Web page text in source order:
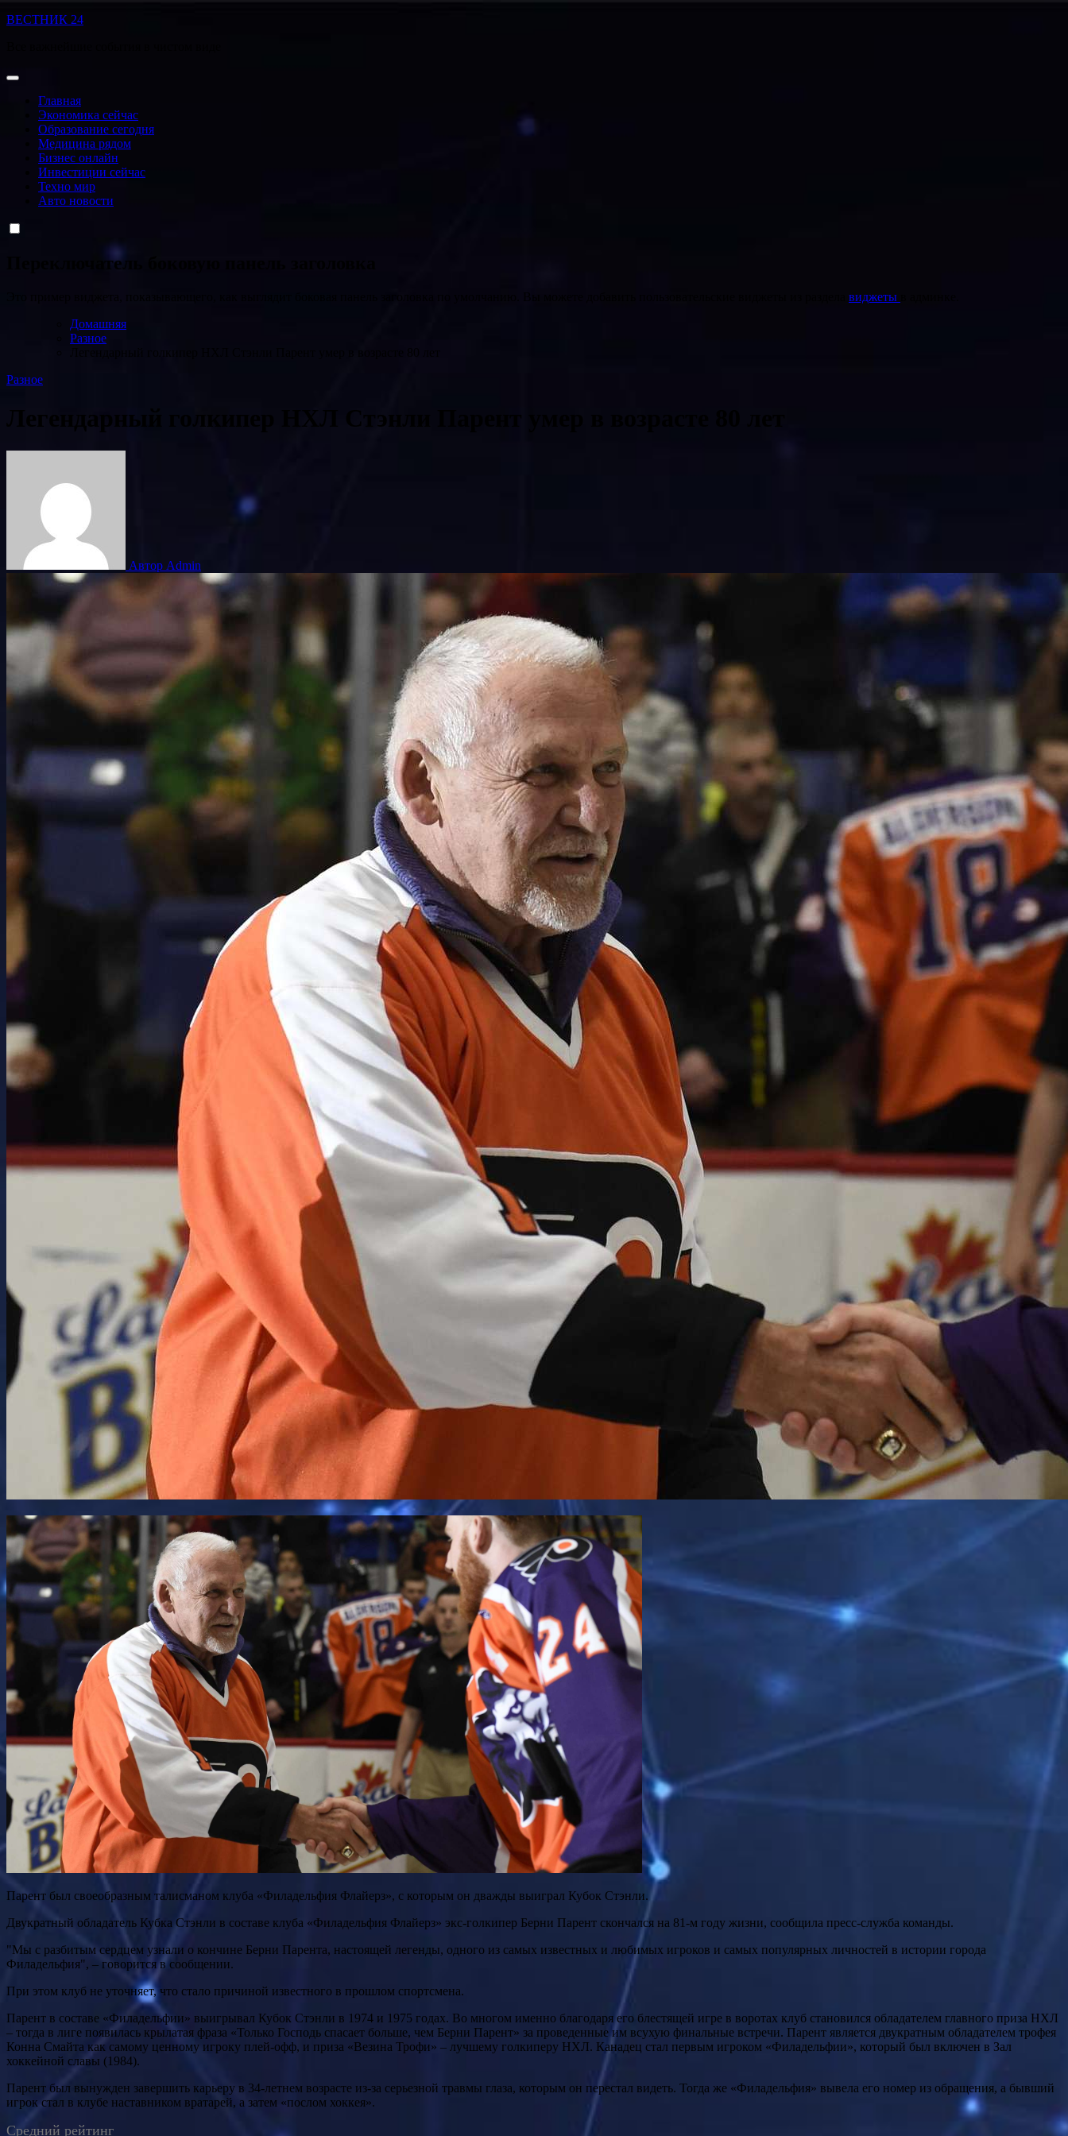
Перейти
ВЕСТНИК 24
Главная
Экономика сейчас
Образование сегодня
Медицина рядом
Бизнес онлайн
Инвестиции сейчас
Техно мир
Авто новости
Переключатель боковую панель заголовка
виджеты
Домашняя
Разное
Разное
Легендарный голкипер НХЛ Стэнли Парент умер в возрасте 80 лет
Автор Admin
Парент был своеобразным талисманом клуба «Филадельфия Флайерз», с которым он дважды выиграл Кубок Стэнли.
Двукратный обладатель Кубка Стэнли в составе клуба «Филадельфия Флайерз» экс-голкипер Берни Парент скончался на 81-м году жизни, сообщила пресс-служба команды.
"Мы с разбитым сердцем узнали о кончине Берни Парента, настоящей легенды, одного из самых известных и любимых игроков и самых популярных личностей в истории города
Филадельфия", – говорится в сообщении.
При этом клуб не уточняет, что стало причиной известного в прошлом спортсмена.
Парент в составе «Филадельфии» выигрывал Кубок Стэнли в 1974 и 1975 годах. Во многом именно благодаря его блестящей игре в воротах клуб становился обладателем главного приза НХЛ
– тогда в лиге появилась крылатая фраза «Только Господь спасает больше, чем Берни Парент» за проведенные им всухую финальные встречи. Парент является двукратным обладателем трофея
Конна Смайта как самому ценному игроку плей-офф, и приза «Везина Трофи» – лучшему голкиперу НХЛ. Канадец стал первым игроком «Филадельфии», который был включен в Зал
хоккейной славы (1984).
Парент был вынужден завершить карьеру в 34-летнем возрасте из-за серьезной травмы глаза, которым он перестал видеть. Тогда же «Филадельфия» вывела его номер из обращения, а бывший
игрок стал в клубе наставником вратарей, а затем «послом хоккея».
Средний рейтинг